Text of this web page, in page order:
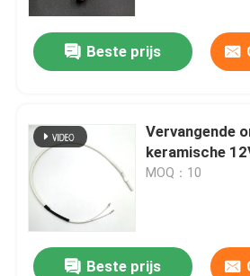
Beste prijs
Vervangende
keramische
MOQ：10
Beste prijs